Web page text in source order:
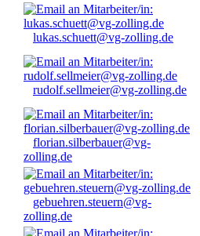
lukas.schuett@vg-zolling.de
rudolf.sellmeier@vg-zolling.de
florian.silberbauer@vg-
zolling.de
gebuehren.steuern@vg-
zolling.de